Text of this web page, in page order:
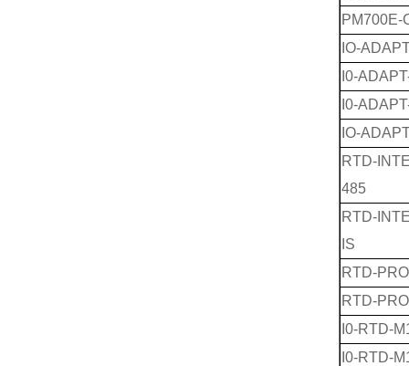
PM700E-
IO-
I0-
I0-
IO-
RTD-
485
RTD-
IS
RTD-
RTD-
I0-RTD-
I0-RTD-